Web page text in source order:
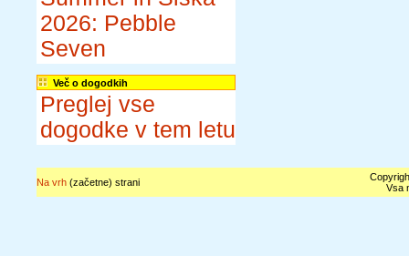
2026: Pebble
Seven
Več o dogodkih
Preglej vse
dogodke v tem letu
Na vrh(začetne) strani
Vsa